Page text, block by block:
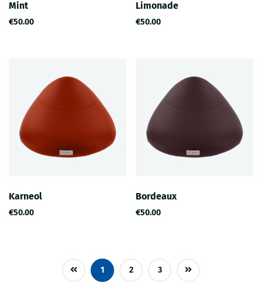
Mint
€50.00
Limonade
€50.00
Karneol
€50.00
Bordeaux
€50.00
1 2 3